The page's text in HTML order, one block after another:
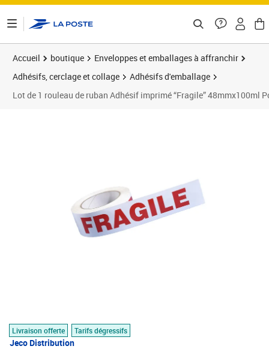
Accueil boutique
Enveloppes et emballages à affranchir
Adhésifs, cerclage et collage
Adhésifs d'emballage
Lot de 1 rouleau de ruban Adhésif imprimé “Fragile” 48mmx100ml
Livraison offerte Tarifs dégressifs
Jeco Distribution